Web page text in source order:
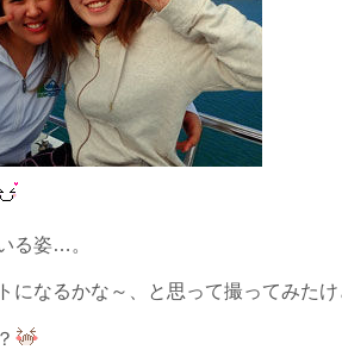
る姿…。
になるかな～、と思って撮ってみた